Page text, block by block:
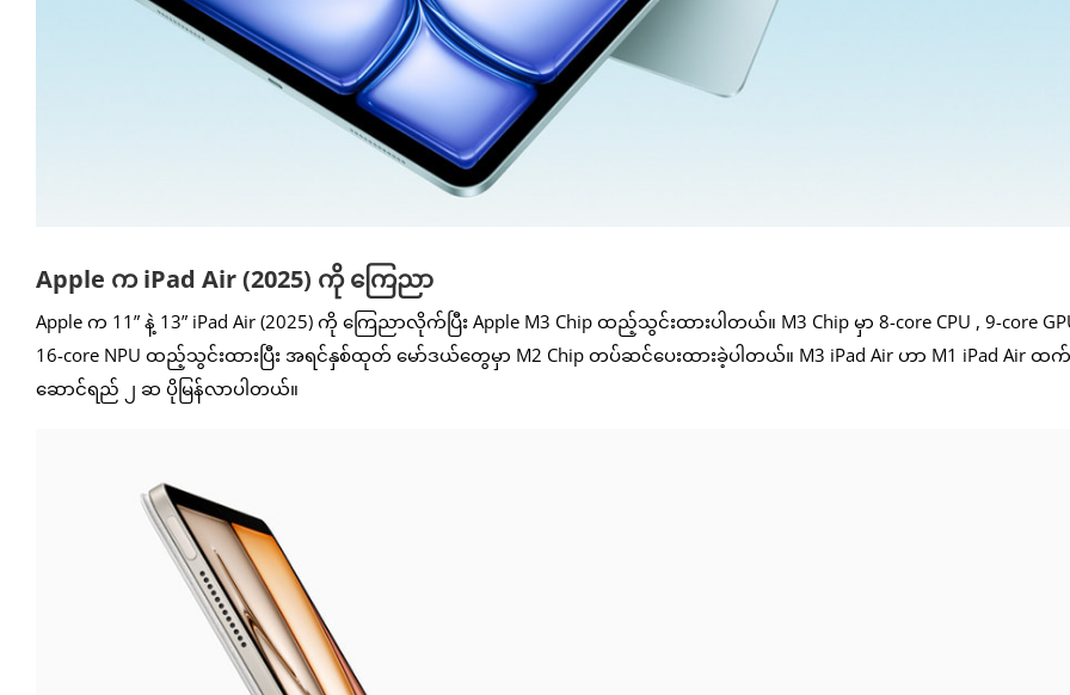
Apple က iPad Air (2025) ကို ကြေညာ
Apple က 11” နဲ့ 13” iPad Air (2025) ကို ကြေညာလိုက်ပြီး Apple M3 Chip ထည့်သွင်းထားပါတယ်။ M3 Chip မှာ 8-core CPU , 9-core
16-core NPU ထည့်သွင်းထားပြီး အရင်နှစ်ထုတ် မော်ဒယ်တွေမှာ M2 Chip တပ်ဆင်ပေးထားခဲ့ပါတယ်။ M3 iPad Air ဟာ M1 iPad Air ထက်
ဆောင်ရည် ၂ ဆ ပိုမြန်လာပါတယ်။